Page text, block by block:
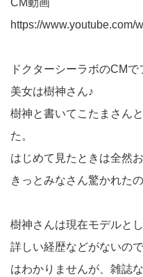
https://www.youtube.com/
ドクターシーラボのCM
美女は樹神さん♪
樹神と書いてこたまさん
た。
はじめて見たときは全然
きっとみなさん驚かれた
樹神さんは現在モデルとし
詳しい経歴などがないの
はわかりませんが、雑誌